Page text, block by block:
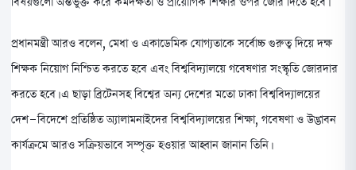
প্রধানমন্ত্রী আরও বলেন, মেধা ও একাডেমিক যোগ্যতাকে সর্বোচ্চ গুরুত্ব দিয়ে দক্ষ
শিক্ষক নিয়োগ নিশ্চিত করতে হবে এবং বিশ্ববিদ্যালয়ে গবেষণার সংস্কৃতি জোরদার
করতে হবে। এ ছাড়া ব্রিটেনসহ বিশ্বের অন্য দেশের মতো ঢাকা বিশ্ববিদ্যালয়ের
দেশ-বিদেশে প্রতিষ্ঠিত অ্যালামনাইদের বিশ্ববিদ্যালয়ের শিক্ষা, গবেষণা ও উদ্ভাবন
কার্যক্রমে আরও সক্রিয়ভাবে সম্পৃক্ত হওয়ার আহ্বান জানান তিনি।